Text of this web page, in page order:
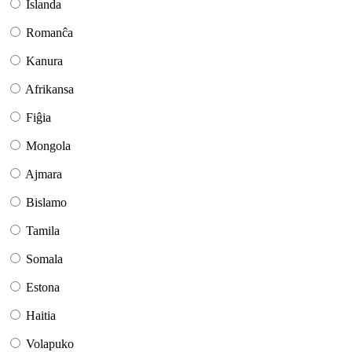
Islanda
Romanĉa
Kanura
Afrikansa
Fiĝia
Mongola
Ajmara
Bislamo
Tamila
Somala
Estona
Haitia
Volapuko